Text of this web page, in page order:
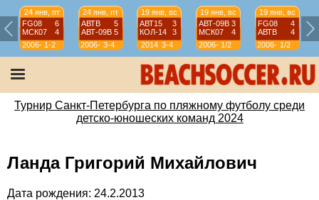
24 янв, пт
FG08
6
МСК07
4
2006-
07
1-2
24 янв, пт
АВТВ
5
АВТ-09B 5
2006-
07
3-4
19 янв, вс
АВТ15
3
КОЛ-14
3
2014 3-4
19 янв, вс
АВТ-09B 3
МСК07
4
2006-
07
1/2
19 янв, вс
FG08
4
АВТВ
4
2006-
07
1/2
Турнир Санкт-Петербурга по пляжному футболу среди
детско-юношеских команд 2024
Ланда Григорий Михайлович
Дата рождения: 24.2.2013